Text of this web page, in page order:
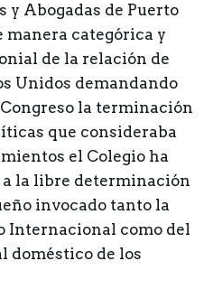
y Abogadas de Puerto
manera categórica y
de la relación de
Unidos demandando
la terminación
que consideraba
el Colegio ha
la libre determinación
invocado tanto la
Internacional como del
doméstico de los